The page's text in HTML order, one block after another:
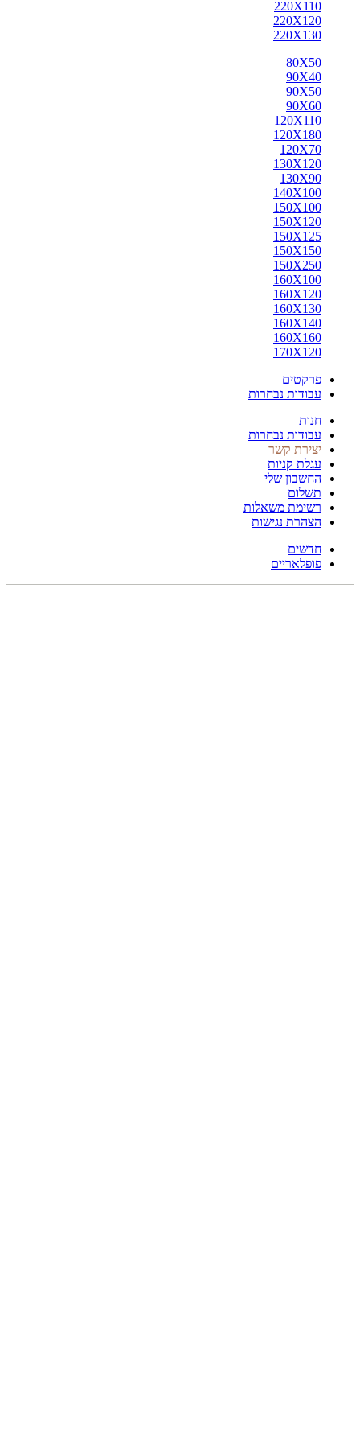
220X110
220X120
220X130
80X50
90X40
90X50
90X60
120X110
120X180
120X70
130X120
130X90
140X100
150X100
150X120
150X125
150X150
150X250
160X100
160X120
160X130
160X140
160X160
170X120
פרקטים
עבודות נבחרות
חנות
עבודות נבחרות
יצירת קשר
עגלת קניות
החשבון שלי
תשלום
רשימת משאלות
הצהרת נגישות
חדשים
פופלאריים